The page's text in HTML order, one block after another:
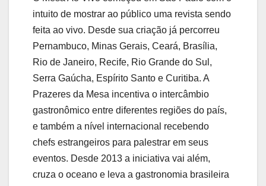
intuito de mostrar ao público uma revista sendo
feita ao vivo. Desde sua criação já percorreu
Pernambuco, Minas Gerais, Ceará, Brasília,
Rio de Janeiro, Recife, Rio Grande do Sul,
Serra Gaúcha, Espírito Santo e Curitiba. A
Prazeres da Mesa incentiva o intercâmbio
gastronômico entre diferentes regiões do país,
e também a nível internacional recebendo
chefs estrangeiros para palestrar em seus
eventos. Desde 2013 a iniciativa vai além,
cruza o oceano e leva a gastronomia brasileira